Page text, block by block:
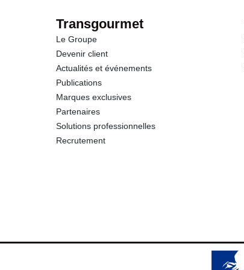
Transgourmet
Le Groupe
Devenir client
Actualités et événements
Publications
Marques exclusives
Partenaires
Solutions professionnelles
Recrutement